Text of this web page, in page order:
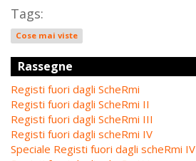
Tags:
Cose mai viste
Rassegne
Registi fuori dagli ScheRmi
Registi fuori dagli ScheRmi II
Registi fuori dagli ScheRmi III
Registi fuori dagli scheRmi IV
Speciale Registi fuori dagli scheRmi IV